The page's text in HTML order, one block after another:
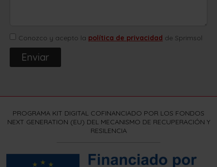
Conozco y acepto la política de privacidad de Sprimsol
Enviar
PROGRAMA KIT DIGITAL COFINANCIADO POR LOS FONDOS
NEXT GENERATION (EU) DEL MECANISMO DE RECUPERACIÓN Y
RESILENCIA